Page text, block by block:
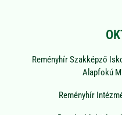
Reményhír Szakképző
Alapfokú
Reményhír